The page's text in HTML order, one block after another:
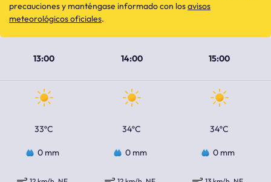
13:00 14:00 15:00
33ºC 34ºC 34ºC
0 mm 0 mm 0 mm
precauciones y manténgase informado con losavisos
meteorológicos oficiales.